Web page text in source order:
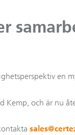
en
Kemp, och är nu